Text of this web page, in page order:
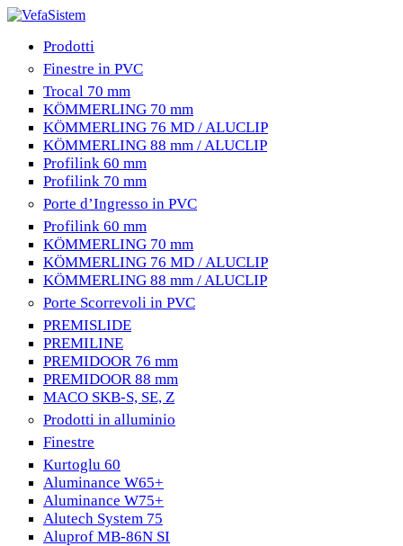
Prodotti
Finestre in PVC
Trocal 70 mm
KÖMMERLING 70 mm
KÖMMERLING 76 MD / ALUCLIP
KÖMMERLING 88 mm / ALUCLIP
Profilink 60 mm
Profilink 70 mm
Porte d’Ingresso in PVC
Profilink 60 mm
KÖMMERLING 70 mm
KÖMMERLING 76 MD / ALUCLIP
KÖMMERLING 88 mm / ALUCLIP
Porte Scorrevoli in PVC
PREMISLIDE
PREMILINE
PREMIDOOR 76 mm
PREMIDOOR 88 mm
MACO SKB-S, SE, Z
Prodotti in alluminio
Finestre
Kurtoglu 60
Aluminance W65+
Aluminance W75+
Alutech System 75
Aluprof MB-86N SI